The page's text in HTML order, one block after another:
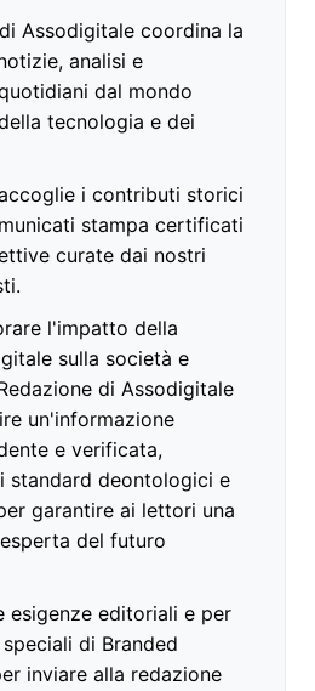
Assodigitale coordina la
analisi e
dal mondo
tecnologia e dei
i contributi storici
stampa certificati
curate dai nostri
l'impatto della
sulla società e
di Assodigitale
un'informazione
e verificata,
standard deontologici e
garantire ai lettori una
del futuro
esigenze editoriali e per
di Branded
inviare alla redazione